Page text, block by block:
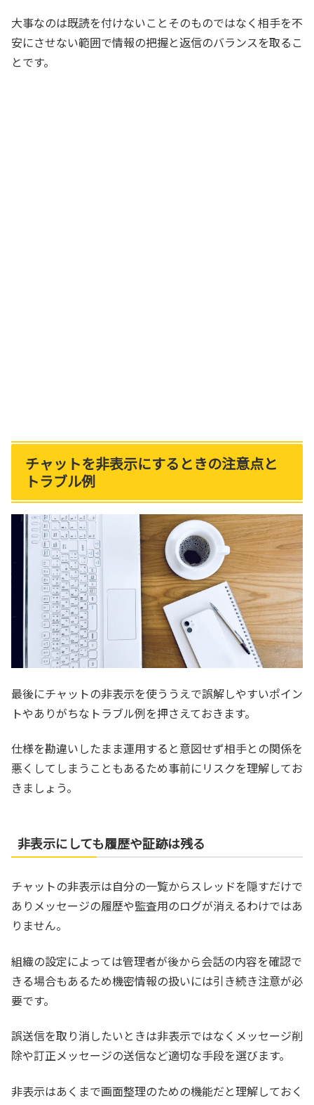
大事なのは既読を付けないことそのものではなく相手を不
安にさせない範囲で情報の把握と返信のバランスを取るこ
とです。
チャットを非表示にするときの注意点と
トラブル例
最後にチャットの非表示を使ううえで誤解しやすいポイン
トやありがちなトラブル例を押さえておきます。
仕様を勘違いしたまま運用すると意図せず相手との関係を
悪くしてしまうこともあるため事前にリスクを理解してお
きましょう。
非表示にしても履歴や証跡は残る
チャットの非表示は自分の一覧からスレッドを隠すだけで
ありメッセージの履歴や監査用のログが消えるわけではあ
りません。
組織の設定によっては管理者が後から会話の内容を確認で
きる場合もあるため機密情報の扱いには引き続き注意が必
要です。
誤送信を取り消したいときは非表示ではなくメッセージ削
除や訂正メッセージの送信など適切な手段を選びます。
非表示はあくまで画面整理のための機能だと理解しておく